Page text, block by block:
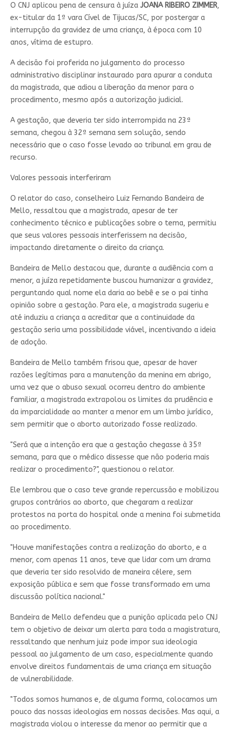
O CNJ aplicou pena de censura à juíza JOANA RIBEIRO ZIMMER,
ex-titular da 1ª vara Cível de Tijucas/SC, por postergar a
interrupção da gravidez de uma criança, à época com 10
anos, vítima de estupro.
A decisão foi proferida no julgamento do processo
administrativo disciplinar instaurado para apurar a conduta
da magistrada, que adiou a liberação da menor para o
procedimento, mesmo após a autorização judicial.
A gestação, que deveria ter sido interrompida na 23ª
semana, chegou à 32ª semana sem solução, sendo
necessário que o caso fosse levado ao tribunal em grau de
recurso.
Valores pessoais interferiram
O relator do caso, conselheiro Luiz Fernando Bandeira de
Mello, ressaltou que a magistrada, apesar de ter
conhecimento técnico e publicações sobre o tema, permitiu
que seus valores pessoais interferissem na decisão,
impactando diretamente o direito da criança.
Bandeira de Mello destacou que, durante a audiência com a
menor, a juíza repetidamente buscou humanizar a gravidez,
perguntando qual nome ela daria ao bebê e se o pai tinha
opinião sobre a gestação. Para ele, a magistrada sugeriu e
até induziu a criança a acreditar que a continuidade da
gestação seria uma possibilidade viável, incentivando a ideia
de adoção.
Bandeira de Mello também frisou que, apesar de haver
razões legítimas para a manutenção da menina em abrigo,
uma vez que o abuso sexual ocorreu dentro do ambiente
familiar, a magistrada extrapolou os limites da prudência e
da imparcialidade ao manter a menor em um limbo jurídico,
sem permitir que o aborto autorizado fosse realizado.
"Será que a intenção era que a gestação chegasse à 35ª
semana, para que o médico dissesse que não poderia mais
realizar o procedimento?", questionou o relator.
Ele lembrou que o caso teve grande repercussão e mobilizou
grupos contrários ao aborto, que chegaram a realizar
protestos na porta do hospital onde a menina foi submetida
ao procedimento.
"Houve manifestações contra a realização do aborto, e a
menor, com apenas 11 anos, teve que lidar com um drama
que deveria ter sido resolvido de maneira célere, sem
exposição pública e sem que fosse transformado em uma
discussão política nacional."
Bandeira de Mello defendeu que a punição aplicada pelo CNJ
tem o objetivo de deixar um alerta para toda a magistratura,
ressaltando que nenhum juiz pode impor sua ideologia
pessoal ao julgamento de um caso, especialmente quando
envolve direitos fundamentais de uma criança em situação
de vulnerabilidade.
"Todos somos humanos e, de alguma forma, colocamos um
pouco das nossas ideologias em nossas decisões. Mas aqui, a
magistrada violou o interesse da menor ao permitir que a